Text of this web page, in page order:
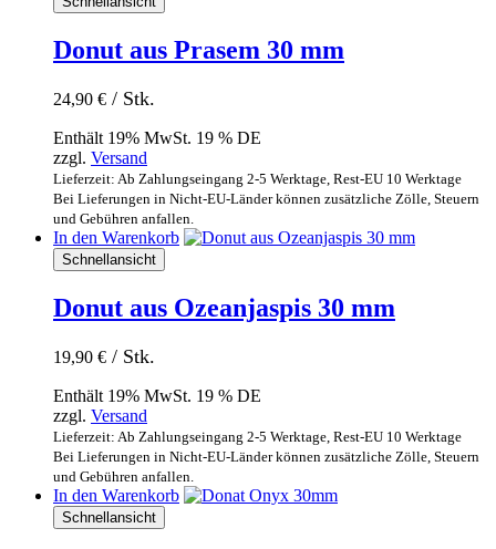
Donut aus Prasem 30 mm
24,90 € / Stk.
Enthält 19% MwSt. 19 % DE
zzgl. Versand
Lieferzeit: Ab Zahlungseingang 2-5 Werktage, Rest-EU 10 Werktage
Bei Lieferungen in Nicht-EU-Länder können zusätzliche Zölle, Steuern
und Gebühren anfallen.
In den Warenkorb
Schnellansicht
Donut aus Ozeanjaspis 30 mm
19,90 € / Stk.
Enthält 19% MwSt. 19 % DE
zzgl. Versand
Lieferzeit: Ab Zahlungseingang 2-5 Werktage, Rest-EU 10 Werktage
Bei Lieferungen in Nicht-EU-Länder können zusätzliche Zölle, Steuern
und Gebühren anfallen.
In den Warenkorb
Schnellansicht